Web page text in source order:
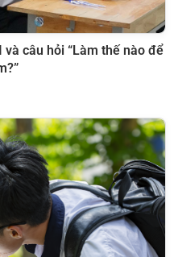
câu hỏi “Làm thế nào để